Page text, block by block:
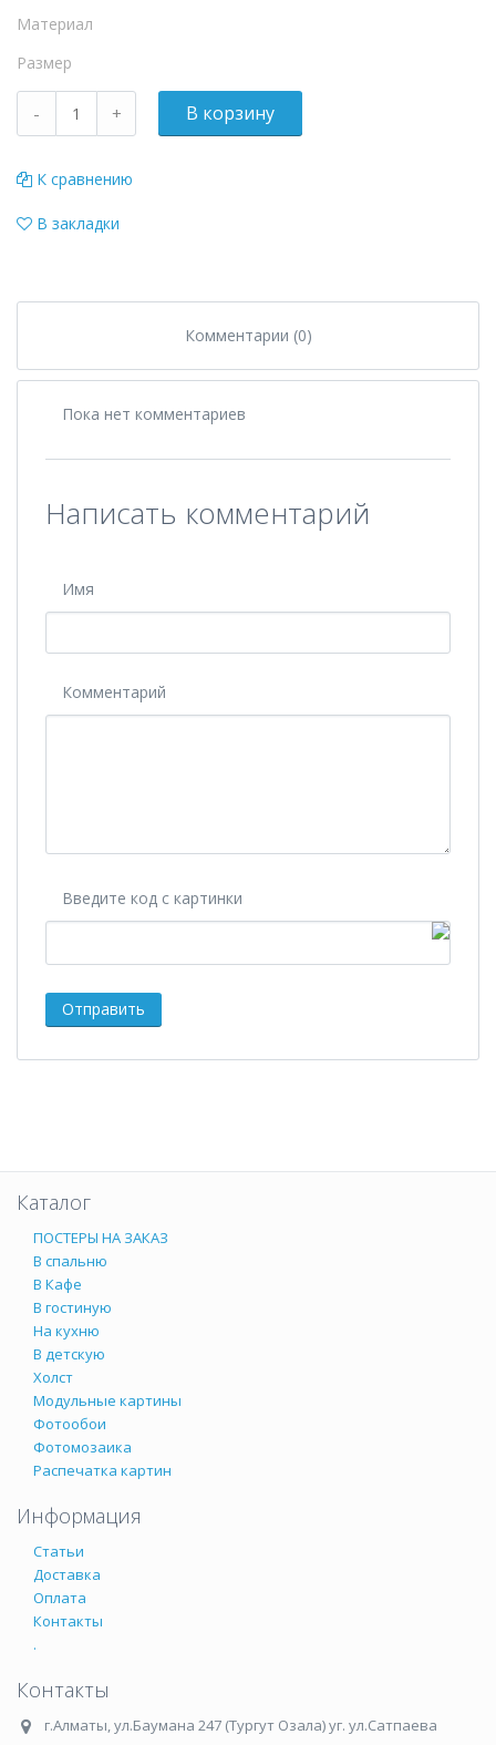
Материал
Размер
К сравнению
В закладки
Комментарии (0)
Пока нет комментариев
Написать комментарий
Имя
Комментарий
Введите код с картинки
Каталог
ПОСТЕРЫ НА ЗАКАЗ
В спальню
В Кафе
В гостиную
На кухню
В детскую
Холст
Модульные картины
Фотообои
Фотомозаика
Распечатка картин
Информация
Статьи
Доставка
Оплата
Контакты
.
Контакты
г.Алматы,ул.Баумана 247 (Тургут Озала) уг. ул.Сатпаева